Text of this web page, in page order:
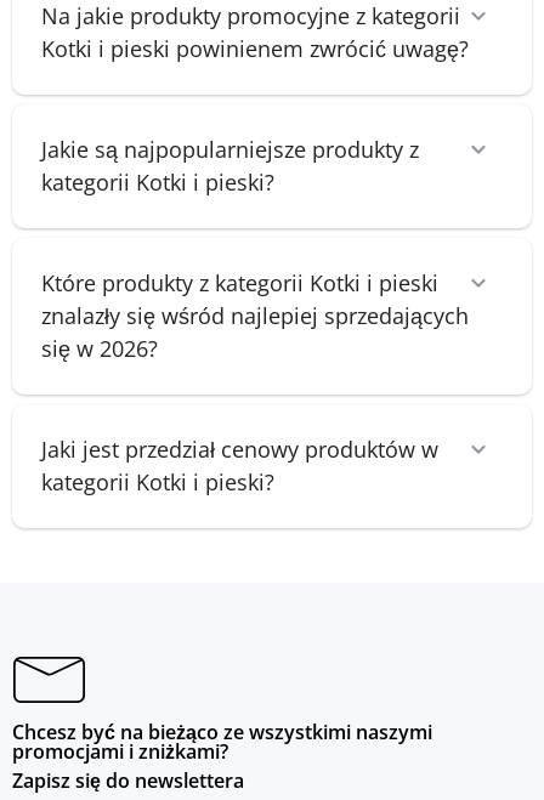
Na jakie produkty promocyjne z kategorii
Kotki i pieski powinienem zwrócić uwagę?
Jakie są najpopularniejsze produkty z
kategorii Kotki i pieski?
Które produkty z kategorii Kotki i pieski
znalazły się wśród najlepiej sprzedających
się w 2026?
Jaki jest przedział cenowy produktów w
kategorii Kotki i pieski?
Chcesz być na bieżąco ze wszystkimi naszymi
promocjami i zniżkami?
Zapisz się do newslettera